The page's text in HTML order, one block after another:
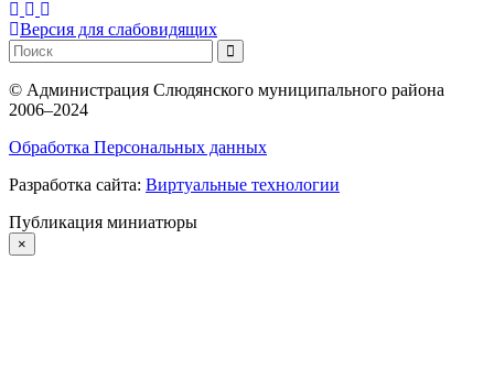
Версия для слабовидящих
© Администрация Слюдянского муниципального района
2006–2024
Обработка Персональных данных
Разработка сайта: Виртуальные технологии
Публикация миниатюры
×